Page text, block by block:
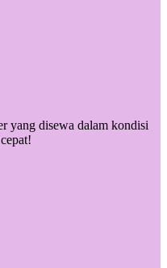
yang disewa dalam kondisi